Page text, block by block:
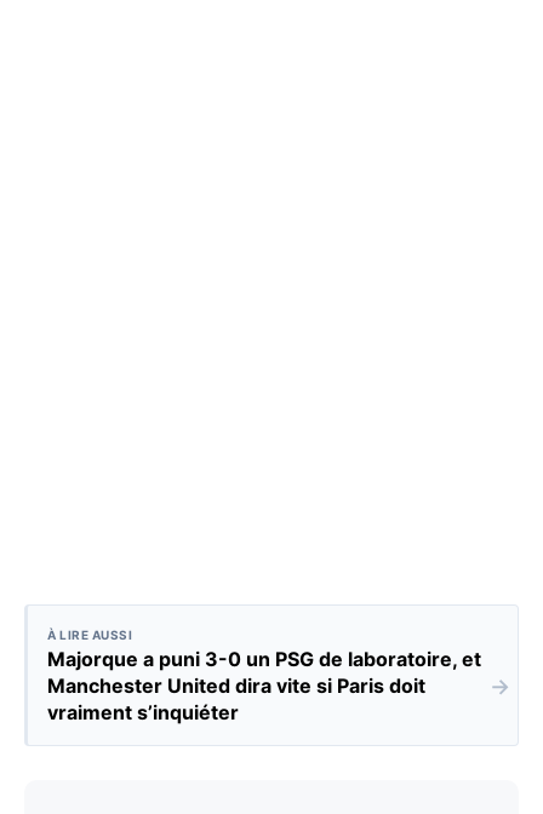
À LIRE AUSSI
Majorque a puni 3-0 un PSG de laboratoire, et
Manchester United dira vite si Paris doit
vraiment s’inquiéter
→